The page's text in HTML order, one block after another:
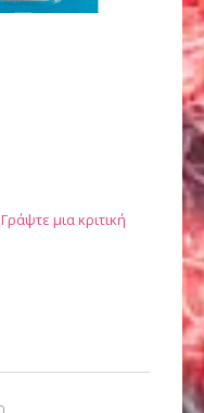
Γράψτε μια κριτική